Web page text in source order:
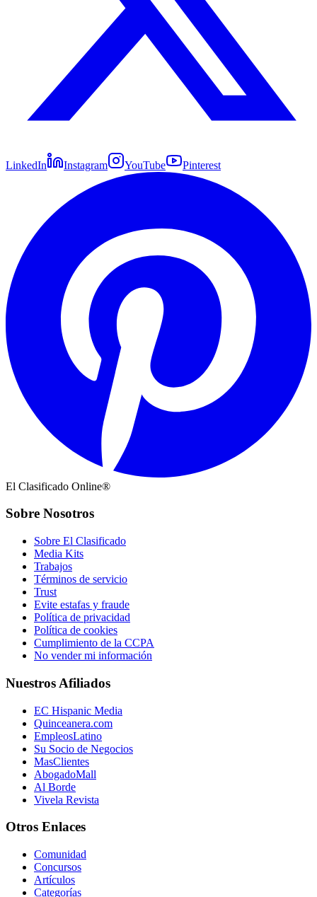
LinkedIn Instagram YouTube Pinterest
El Clasificado Online®
Sobre Nosotros
Sobre El Clasificado
Media Kits
Trabajos
Términos de servicio
Trust
Evite estafas y fraude
Política de privacidad
Política de cookies
Cumplimiento de la CCPA
No vender mi información
Nuestros Afiliados
EC Hispanic Media
Quinceanera.com
EmpleosLatino
Su Socio de Negocios
MasClientes
AbogadoMall
Al Borde
Vivela Revista
Otros Enlaces
Comunidad
Concursos
Artículos
Categorías